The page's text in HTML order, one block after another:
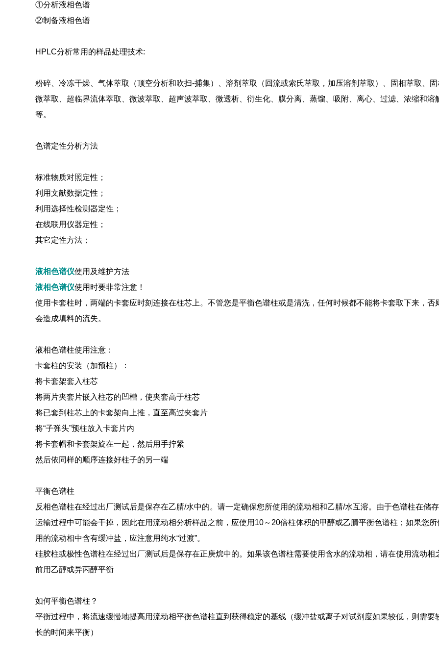
①分析液相色谱
②制备液相色谱
HPLC分析常用的样品处理技术:
粉碎、冷冻干燥、气体萃取（顶空分析和吹扫-捕集）、溶剂萃取（回流或索氏萃取，加压溶剂萃取）、固相萃取、固
微萃取、超临界流体萃取、微波萃取、超声波萃取、微透析、衍生化、膜分离、蒸馏、吸附、离心、过滤、浓缩和溶
等。
色谱定性分析方法
标准物质对照定性；
利用文献数据定性；
利用选择性检测器定性；
在线联用仪器定性；
其它定性方法；
液相色谱仪使用及维护方法
液相色谱仪使用时要非常注意！
使用卡套柱时，两端的卡套应时刻连接在柱芯上。不管您是平衡色谱柱或是清洗，任何时候都不能将卡套取下来，否
会造成填料的流失。
液相色谱柱使用注意：
卡套柱的安装（加预柱）：
将卡套架套入柱芯
将两片夹套片嵌入柱芯的凹槽，使夹套高于柱芯
将已套到柱芯上的卡套架向上推，直至高过夹套片
将“子弹头”预柱放入卡套片内
将卡套帽和卡套架旋在一起，然后用手拧紧
然后依同样的顺序连接好柱子的另一端
平衡色谱柱
反相色谱柱在经过出厂测试后是保存在乙腈/水中的。请一定确保您所使用的流动相和乙腈/水互溶。由于色谱柱在储
运输过程中可能会干掉，因此在用流动相分析样品之前，应使用10～20倍柱体积的甲醇或乙腈平衡色谱柱；如果您所
用的流动相中含有缓冲盐，应注意用纯水“过渡”。
硅胶柱或极性色谱柱在经过出厂测试后是保存在正庚烷中的。如果该色谱柱需要使用含水的流动相，请在使用流动相
前用乙醇或异丙醇平衡
如何平衡色谱柱？
平衡过程中，将流速缓慢地提高用流动相平衡色谱柱直到获得稳定的基线（缓冲盐或离子对试剂度如果较低，则需要
长的时间来平衡）